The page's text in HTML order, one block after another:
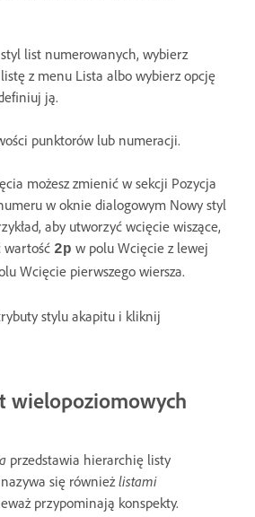
styl list numerowanych, wybierz
z menu Lista albo wybierz opcję
ją.
punktorów lub numeracji.
możesz zmienić w sekcji Pozycja
w oknie dialogowym Nowy styl
aby utworzyć wcięcie wiszące,
wartość 2p w polu Wcięcie z lewej
Wcięcie pierwszego wiersza.
stylu akapitu i kliknij
wielopoziomowych
przedstawia hierarchię listy
się również listami
przypominają konspekty.